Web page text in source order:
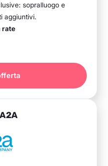
sopralluogo e
aggiuntivi.
rate